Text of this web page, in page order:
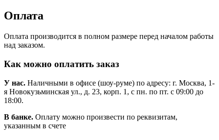
Оплата
Оплата производится в полном размере перед началом работы
над заказом.
Как можно оплатить заказ
У нас. Наличными в офисе (шоу-руме) по адресу: г. Москва, 1-
я Новокузьминская ул., д. 23, корп. 1, с пн. по пт. с 09:00 до
18:00.
В банке. Оплату можно произвести по реквизитам,
указанным в счете